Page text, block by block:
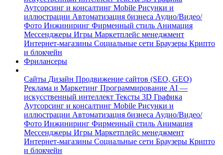
Аутсорсинг и консалтинг Mobile Рисунки и
иллюстрации Автоматизация бизнеса Аудио/Видео/
Фото Инжиниринг Фирменный стиль Анимация
Мессенджеры Игры Маркетплейс менеджмент
Интернет-магазины Социальные сети Браузеры Крипто
и блокчейн
Фрилансеры
Сайты Дизайн Продвижение сайтов (SEO, GEO)
Реклама и Маркетинг Программирование AI —
искусственный интеллект Тексты 3D Графика
Аутсорсинг и консалтинг Mobile Рисунки и
иллюстрации Автоматизация бизнеса Аудио/Видео/
Фото Инжиниринг Фирменный стиль Анимация
Мессенджеры Игры Маркетплейс менеджмент
Интернет-магазины Социальные сети Браузеры Крипто
и блокчейн